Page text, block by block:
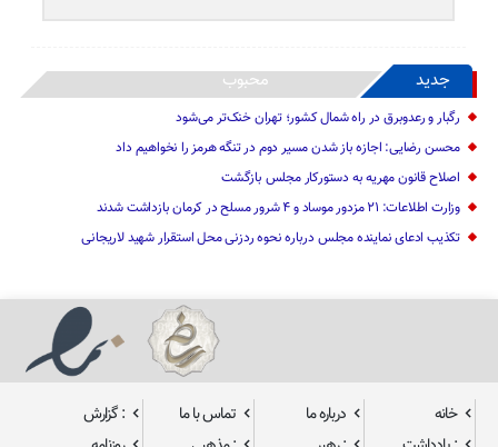
جدید محبوب
رگبار و رعدوبرق در راه شمال کشور؛ تهران خنک‌تر می‌شود
محسن رضایی: اجازه باز شدن مسیر دوم در تنگه هرمز را نخواهیم داد
اصلاح قانون مهریه به دستورکار مجلس بازگشت
وزارت اطلاعات: ۲۱ مزدور موساد و ۴ شرور مسلح در کرمان بازداشت شدند
تکذیب ادعای نماینده مجلس درباره نحوه ردزنی محل استقرار شهید لاریجانی
خانه درباره ما تماس با ما
: گزارش